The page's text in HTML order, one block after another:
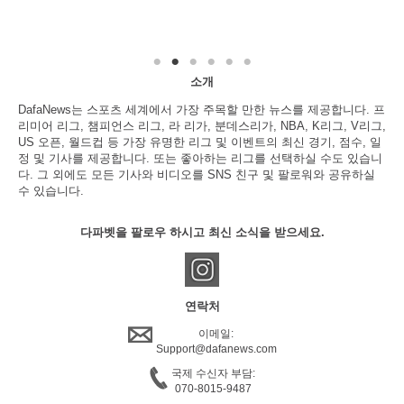
소개
DafaNews는 스포츠 세계에서 가장 주목할 만한 뉴스를 제공합니다. 프
리미어 리그, 챔피언스 리그, 라 리가, 분데스리가, NBA, K리그, V리그,
US 오픈, 월드컵 등 가장 유명한 리그 및 이벤트의 최신 경기, 점수, 일
정 및 기사를 제공합니다. 또는 좋아하는 리그를 선택하실 수도 있습니
다. 그 외에도 모든 기사와 비디오를 SNS 친구 및 팔로워와 공유하실
수 있습니다.
다파벳을 팔로우 하시고 최신 소식을 받으세요.
연락처
이메일:
Support@dafanews.com
국제 수신자 부담:
070-8015-9487